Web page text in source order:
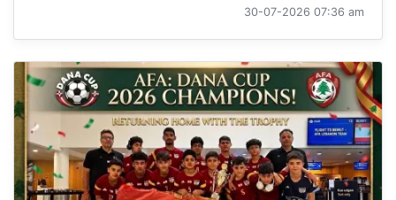
30-07-2026 07:36 am